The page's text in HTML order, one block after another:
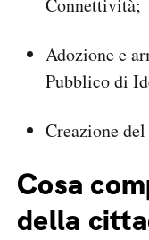
Connettività;
Adozione e
Pubblico di
Creazione del
Cosa
della